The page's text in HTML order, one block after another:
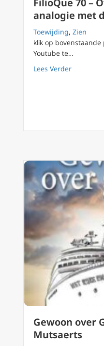
FilioQue 70 –
analogie met
Toewijding, Zien
klik op
Youtube te…
Lees Verderabout
Gewoon over
Mutsaerts